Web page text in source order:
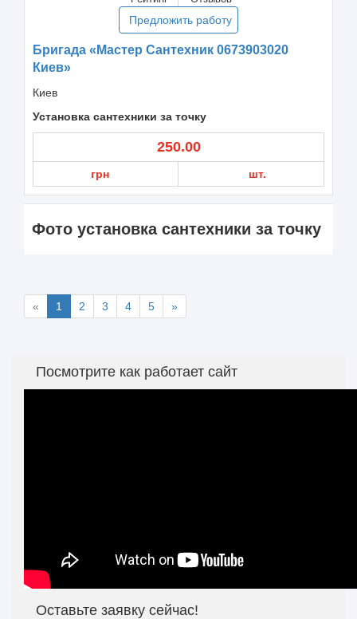
Предложить работу
Бригада «Мастер Сантехник 0673903020
Киев»
Киев
Установка сантехники за точку
250.00
грн шт.
Фото установка сантехники за точку
« 1 2 3 4 5 »
Посмотрите как работает сайт
Оставьте заявку сейчас!